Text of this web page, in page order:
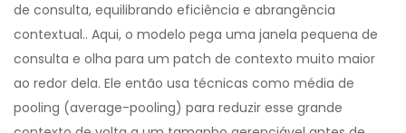
de consulta, equilibrando eficiência e abrangência
contextual.. Aqui, o modelo pega uma janela pequena de
consulta e olha para um patch de contexto muito maior
ao redor dela. Ele então usa técnicas como média de
pooling (average-pooling) para reduzir esse grande